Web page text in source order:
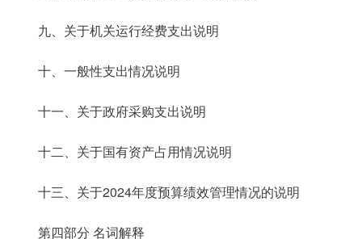
九、关于机关运行经费支出说明
十、一般性支出情况说明
十一、关于政府采购支出说明
十二、关于国有资产占用情况说明
十三、关于2024年度预算绩效管理情况的说明
第四部分 名词解释